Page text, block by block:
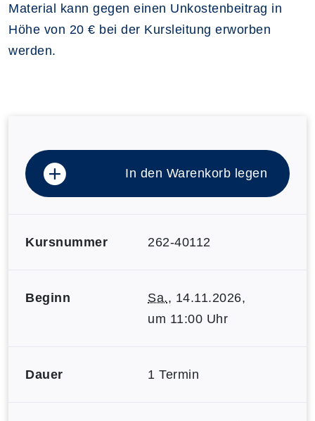
Material kann gegen einen Unkostenbeitrag in
Höhe von 20 € bei der Kursleitung erworben
werden.
In den Warenkorb legen
Kursnummer 262-40112
Beginn Sa., 14.11.2026,
um 11:00 Uhr
Dauer 1 Termin